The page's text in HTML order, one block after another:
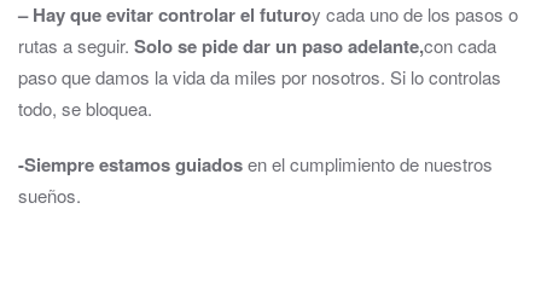
– Hay que evitar controlar el futuroy cada uno de los pasos o
rutas a seguir. Solo se pide dar un paso adelante,con cada
paso que damos la vida da miles por nosotros. Si lo controlas
todo, se bloquea.
-Siempre estamos guiadosen el cumplimiento de nuestros
sueños.